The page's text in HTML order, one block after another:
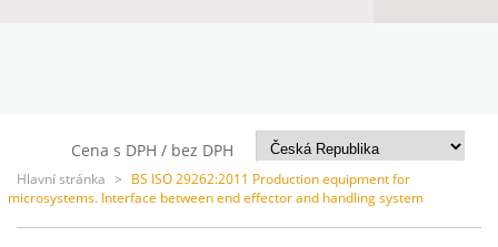
Cena s DPH / bez DPH
Hlavní stránka > BS ISO 29262:2011 Production equipment for
microsystems. Interface between end effector and handling system